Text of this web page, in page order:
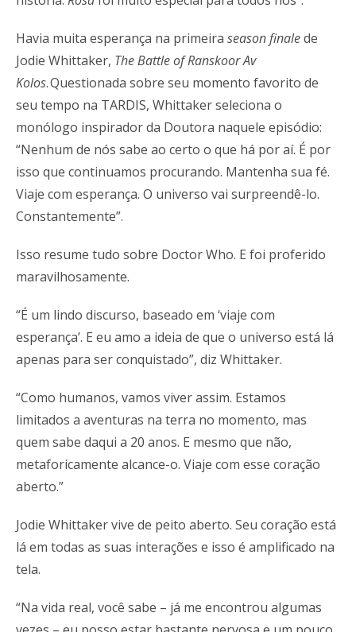
Havia muita esperança na primeira season finalede
Jodie Whittaker, The Battle of Ranskoor Av
Kolos. Questionada sobre seu momento favorito de
seu tempo na TARDIS, Whittaker seleciona o
monólogo inspirador da Doutora naquele episódio:
“Nenhum de nós sabe ao certo o que há por aí. É por
isso que continuamos procurando. Mantenha sua fé.
Viaje com esperança. O universo vai surpreendê-lo.
Constantemente”.
Isso resume tudo sobre Doctor Who. E foi proferido
maravilhosamente.
“É um lindo discurso, baseado em ‘viaje com
esperança’. E eu amo a ideia de que o universo está lá
apenas para ser conquistado”, diz Whittaker.
“Como humanos, vamos viver assim. Estamos
limitados a aventuras na terra no momento, mas
quem sabe daqui a 20 anos. E mesmo que não,
metaforicamente alcance-o. Viaje com esse coração
aberto.”
Jodie Whittaker vive de peito aberto. Seu coração está
lá em todas as suas interações e isso é amplificado na
tela.
“Na vida real, você sabe – já me encontrou algumas